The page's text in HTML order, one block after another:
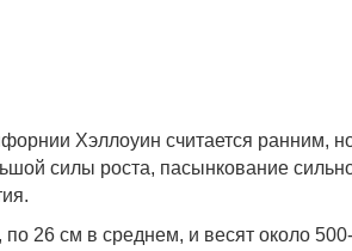
Хэллоуин считается ранним,
силы роста, пасынкование
по 26 см в среднем, и весят около